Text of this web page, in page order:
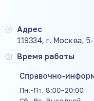
Адрес
119334, г. Москва,
Время работы
Справочно-
Пн.-Пт. 8:00–20:00